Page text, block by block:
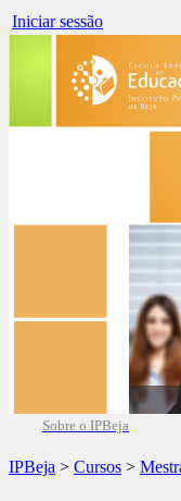
Iniciar sessão
Sobre o IPBeja
IPBeja > Cursos >